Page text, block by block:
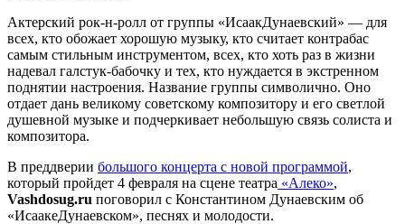
Актерский рок-н-ролл от группы «ИсаакДунаевский» — для
всех, кто обожает хорошую музыку, кто считает контрабас
самым стильным инструментом, всех, кто хоть раз в жизни
надевал галстук-бабочку и тех, кто нуждается в экстренном
поднятии настроения. Название группы символично. Оно
отдает дань великому советскому композитору и его светлой
душевной музыке и подчеркивает небольшую связь солиста и
композитора.
В преддверии большого концерта с новой программой,
который пройдет 4 февраля на сцене театра «Алеко»,
Vashdosug.ru поговорил с Константином Дунаевским об
«ИсаакеДунаевском», песнях и молодости.